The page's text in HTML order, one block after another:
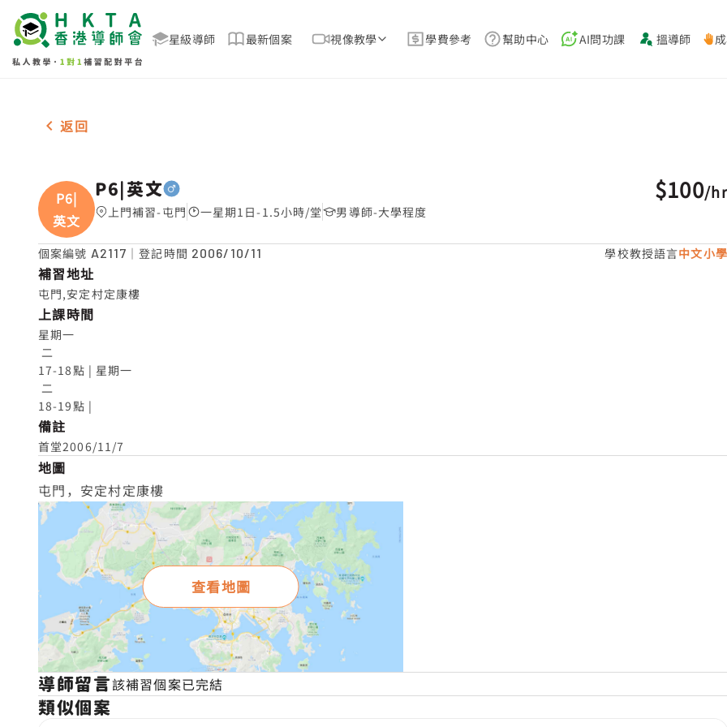
星級導師 最新個案 視像教學 學費參考 幫助中心 AI問功課 搵導師
男-1名 P6|英文，屯門 補習推介
返回
P6|
英文
P6|英文
上門補習-屯門 一星期1日-1.5小時/堂 男導師-大學程度
$100/hr
個案編號 A2117 ｜登記時間 2006/10/11 學校教授語言中文小學
補習地址
屯門,安定村定康樓
上課時間
星期一
二
17-18點 | 星期一
二
18-19點 |
備註
首堂2006/11/7
地圖
屯門，安定村定康樓
查看地圖
導師留言該補習個案已完結
類似個案